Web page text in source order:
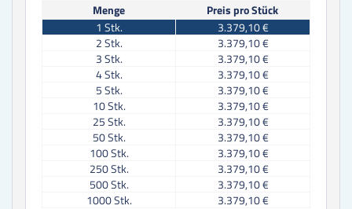
Menge
Preis pro Stück
1 Stk.
3.379,10 €
2Stk.
3.379,10 €
3Stk.
3.379,10 €
4Stk.
3.379,10 €
5Stk.
3.379,10 €
10Stk.
3.379,10 €
25Stk.
3.379,10 €
50Stk.
3.379,10 €
100Stk.
3.379,10 €
250Stk.
3.379,10 €
500Stk.
3.379,10 €
1000Stk. 3.379,10 €